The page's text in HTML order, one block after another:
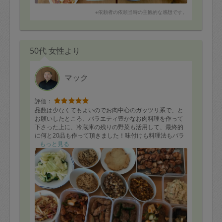
※依頼者の依頼当時の主観的な感想です。
50代 女性より
マック
評価：
品数は少なくてもよいのでお肉中心のガッツリ系で、と
お願いしたところ、バラエティ豊かなお肉料理を作って
下さった上に、冷蔵庫の残りの野菜も活用して、最終的
に何と20品も作って頂きました！味付けも料理法もバラ
エティ豊かで大満足です！
もっと見る